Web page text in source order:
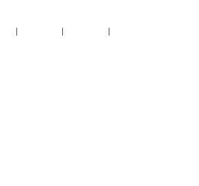
| | |